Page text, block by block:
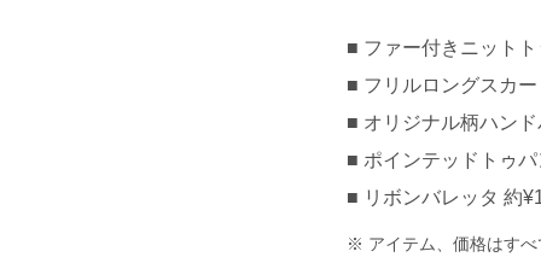
ファー付きニット
フリルロングスカ
オリジナル柄ハン
ポインテッドトゥ
リボンバレッタ 約
アイテム、価格はす